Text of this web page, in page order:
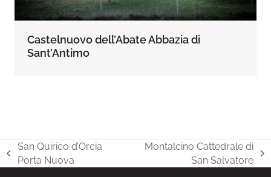
Castelnuovo dell’Abate Abbazia di
Sant’Antimo
post
San Quirico d’Orcia
Porta Nuova
Montalcino Cattedrale di
San Salvatore